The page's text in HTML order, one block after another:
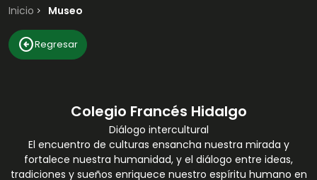
search
Inicio
Nosotros
Revistas
Inicio Museo
arrow_circle_leftRegresar
Colegio Francés Hidalgo
Diálogo intercultural
El encuentro de culturas ensancha nuestra mirada y
fortalece nuestra humanidad, y el diálogo entre ideas,
tradiciones y sueños enriquece nuestro espíritu humano en